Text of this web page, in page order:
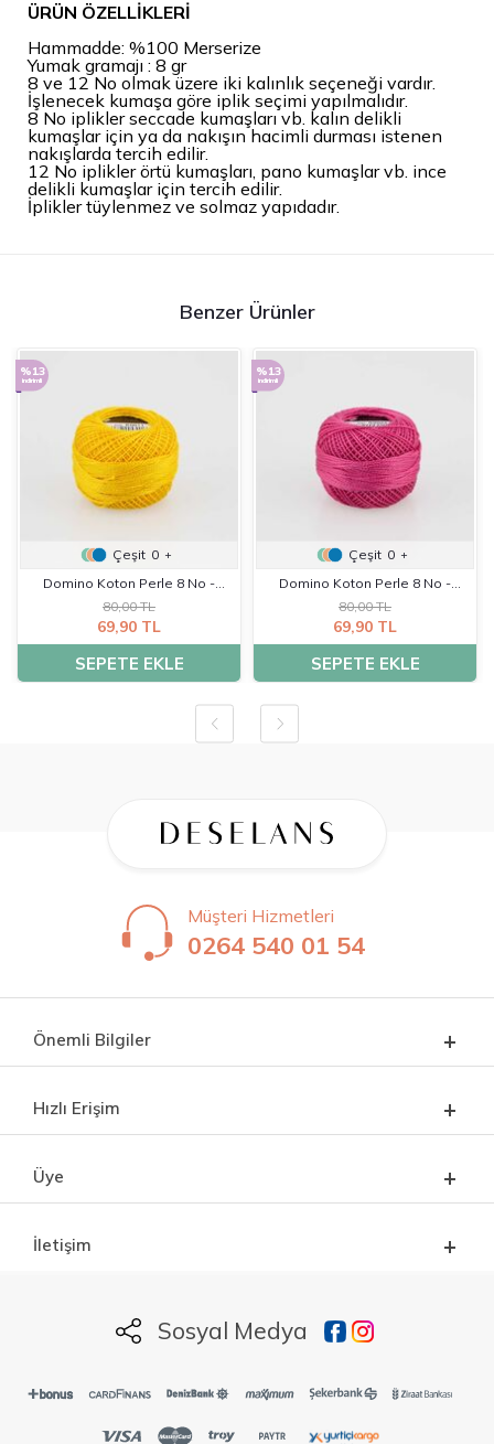
ÜRÜN ÖZELLİKLERİ
Hammadde: %100 Merserize
Yumak gramajı : 8 gr
8 ve 12 No olmak üzere iki kalınlık seçeneği vardır.
İşlenecek kumaşa göre iplik seçimi yapılmalıdır.
8 No iplikler seccade kumaşları vb. kalın delikli
kumaşlar için ya da nakışın hacimli durması istenen
nakışlarda tercih edilir.
12 No iplikler örtü kumaşları, pano kumaşlar vb. ince
delikli kumaşlar için tercih edilir.
İplikler tüylenmez ve solmaz yapıdadır.
Benzer Ürünler
%13
indirimli
Çeşit 0 +
Domino Koton Perle 8 No -
K0011
80,00 TL
69,90 TL
SEPETE EKLE
%13
indirimli
Çeşit 0 +
Domino Koton Perle 8 No -
K0024
80,00 TL
69,90 TL
SEPETE EKLE
Müşteri Hizmetleri
0264 540 01 54
Önemli Bilgiler
Hızlı Erişim
Üye
İletişim
Sosyal Medya